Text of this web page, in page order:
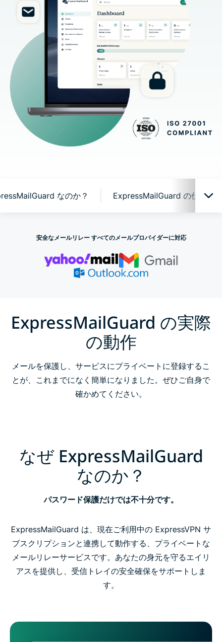
なのか？ ExpressMailGuard の仕組み
ExpressMailGuard の実際の動作
なぜ ExpressMailGuard なのか？
ExpressMailGuard の機能
安全なメールリレー すべてのメールプロバイダーに対応
ExpressMailGuard の実際
の動作
メールを保護し、サービスにプライベートに登録するこ
とが、これまでになく簡単になりました。ぜひご自身で
確かめてください。
なぜ ExpressMailGuard
なのか？
パスワード保護だけでは不十分です。
ExpressMailGuard は、現在ご利用中の ExpressVPN サ
ブスクリプションと連携して動作する、プライベートな
メールリレーサービスです。あなたの身元を守るエイリ
アスを提供し、受信トレイの安全確保をサポートしま
す。